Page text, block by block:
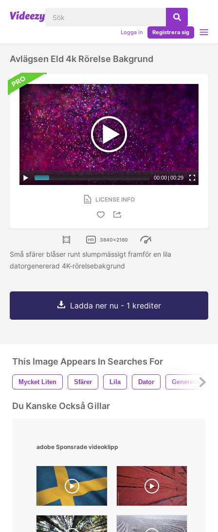
Logga in Registrera sig
Avlägsen Eld 4k Rörelse Bakgrund
00:00 | 00:29
LICENSE INFO
3840x2160
Små sfärer blåser runt slumpmässigt framför en lila
datorgenererad 4K-rörelsebakgrund
Ladda ner nu - 1 krediter
This Image Appears In Searches For
Mycket Liten Sfärer Lila Dator Genererad
Du Kanske Också Gillar
adobe Sponsrade videoklipp